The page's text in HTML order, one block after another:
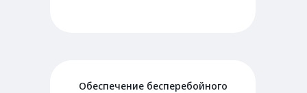
Обеспечение бесперебойного